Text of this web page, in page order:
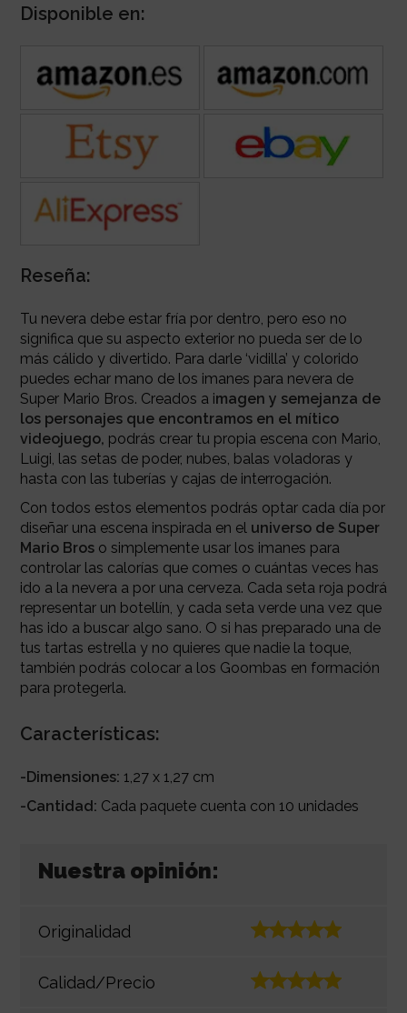
Disponible en:
Reseña:
Tu nevera debe estar fría por dentro, pero eso no
significa que su aspecto exterior no pueda ser de lo
más cálido y divertido. Para darle ‘vidilla’ y colorido
puedes echar mano de los imanes para nevera de
Super Mario Bros. Creados a imagen y semejanza de
los personajes que encontramos en el mítico
videojuego, podrás crear tu propia escena con Mario,
Luigi, las setas de poder, nubes, balas voladoras y
hasta con las tuberías y cajas de interrogación.
Con todos estos elementos podrás optar cada día por
diseñar una escena inspirada en el universo de Super
Mario Broso simplemente usar los imanes para
controlar las calorías que comes o cuántas veces has
ido a la nevera a por una cerveza. Cada seta roja podrá
representar un botellín, y cada seta verde una vez que
has ido a buscar algo sano. O si has preparado una de
tus tartas estrella y no quieres que nadie la toque,
también podrás colocar a los Goombas en formación
para protegerla.
Características:
-Dimensiones: 1,27 x 1,27 cm
-Cantidad: Cada paquete cuenta con 10 unidades
Nuestra opinión:
Originalidad
Calidad/Precio